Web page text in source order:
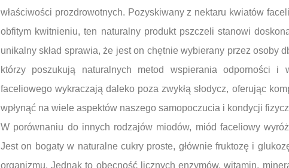
właściwości prozdrowotnych. Pozyskiwany z nektaru kwiatów
obfitym kwitnieniu, ten naturalny produkt pszczeli stanowi
unikalny skład sprawia, że jest on chętnie wybierany przez osoby
którzy poszukują naturalnych metod wspierania odporności i
faceliowego wykraczają daleko poza zwykłą słodycz, oferując
wpłynąć na wiele aspektów naszego samopoczucia i kondycji
W porównaniu do innych rodzajów miodów, miód faceliowy
Jest on bogaty w naturalne cukry proste, głównie fruktozę i
organizmu. Jednak to obecność licznych enzymów, witamin,